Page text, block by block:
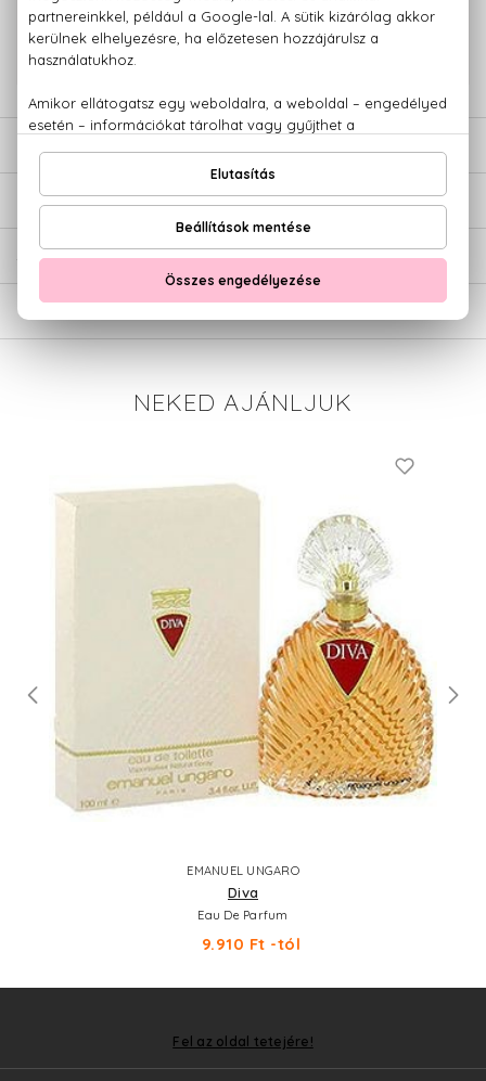
Kérdésed van, elakadtál? Hívd ügyfélszolgálatunkat: +36 20
779 1926
ÉRTÉKELÉSEK (0)
SZÁLLÍTÁS
NEKED AJÁNLJUK
EMANUEL UNGARO
Diva
Eau De Parfum
9.910 Ft -tól
Fel az oldal tetejére!